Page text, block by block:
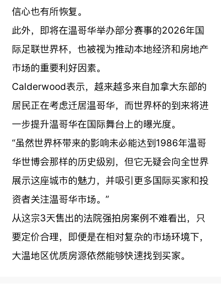
信心也有所恢复。
此外，即将在温哥华举办部分赛事的2026年国
际足联世界杯，也被视为推动本地经济和房地产
市场的重要利好因素。
Calderwood表示，越来越多来自加拿大东部的
居民正在考虑迁居温哥华，而世界杯的到来将进
一步提升温哥华在国际舞台上的曝光度。
“虽然世界杯带来的影响未必能达到1986年温哥
华世博会那样的历史级别，但它无疑会向全世界
展示这座城市的魅力，并吸引更多国际买家和投
资者关注温哥华市场。”
从这宗3天售出的法院强拍房案例不难看出，只
要定价合理，即便是在相对复杂的市场环境下，
大温地区优质房源依然能够快速找到买家。